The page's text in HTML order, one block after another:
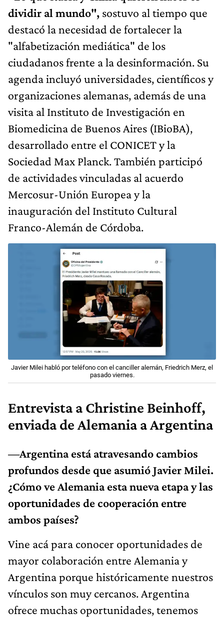
dividir al mundo", sostuvo al tiempo que
destacó la necesidad de fortalecer la
"alfabetización mediática" de los
ciudadanos frente a la desinformación. Su
agenda incluyó universidades, científicos y
organizaciones alemanas, además de una
visita al Instituto de Investigación en
Biomedicina de Buenos Aires (IBioBA),
desarrollado entre el CONICET y la
Sociedad Max Planck. También participó
de actividades vinculadas al acuerdo
Mercosur-Unión Europea y la
inauguración del Instituto Cultural
Franco-Alemán de Córdoba.
Javier Milei habló por teléfono con el canciller alemán, Friedrich Merz, el
pasado viernes.
Entrevista a Christine Beinhoff,
enviada de Alemania a Argentina
—Argentina está atravesando cambios
profundos desde que asumió Javier Milei.
¿Cómo ve Alemania esta nueva etapa y las
oportunidades de cooperación entre
ambos países?
Vine acá para conocer oportunidades de
mayor colaboración entre Alemania y
Argentina porque históricamente nuestros
vínculos son muy cercanos. Argentina
ofrece muchas oportunidades, tenemos